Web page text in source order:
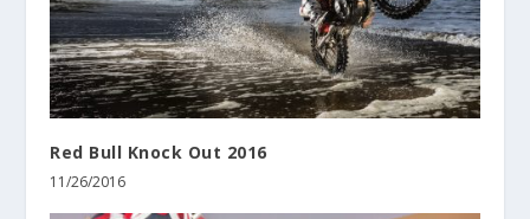
Red Bull Knock Out 2016
11/26/2016